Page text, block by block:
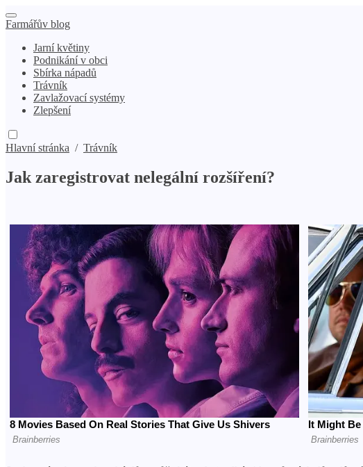
Farmářův blog
Jarní květiny
Podnikání v obci
Sbírka nápadů
Trávník
Zavlažovací systémy
Zlepšení
Hlavní stránka / Trávník
Jak zaregistrovat nelegální rozšíření?